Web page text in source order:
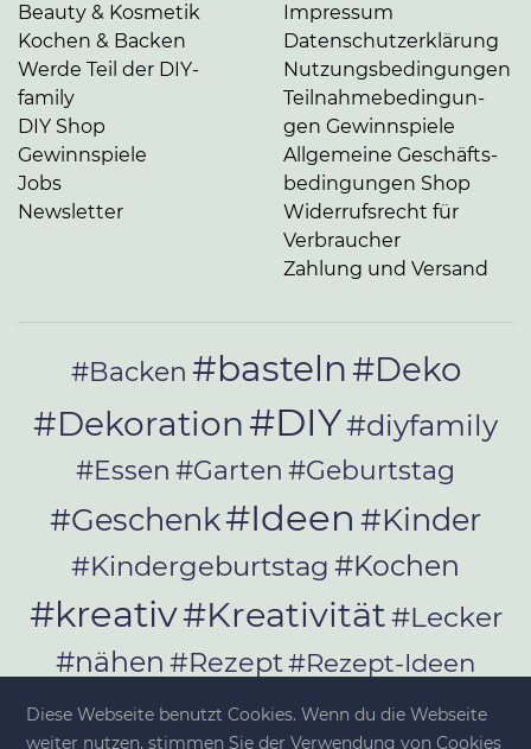
Beauty & Kosmetik
Kochen & Backen
Werde Teil der DIY-
family
DIY Shop
Gewinnspiele
Jobs
Newsletter
Impressum
Da­ten­schutz­er­klä­rung
Nut­zungs­be­din­gun­gen
Teil­nah­me­be­din­gun­
gen Gewinnspiele
Allgemeine Ge­schäfts­
be­din­gun­gen Shop
Widerrufsrecht für
Verbraucher
Zahlung und Versand
#Backen #basteln#Deko
#Dekoration #DIY#diyfamily
#Essen #Garten #Geburtstag
#Geschenk#Ideen #Kinder
#Kindergeburtstag #Kochen
#kreativ#Kreativität#Lecker
#nähen #Rezept#Rezept-Ideen
#Rezepte#selber_bauen
Diese Webseite benutzt Cookies. Wenn du die Webseite
weiter nutzen, stimmen Sie der Verwendung von Cookies